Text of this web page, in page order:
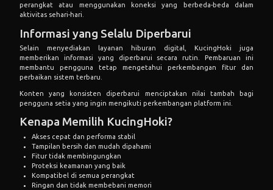
perangkat atau menggunakan koneksi yang berbeda-beda dalam
aktivitas sehari-hari.
Informasi yang Selalu Diperbarui
Selain menyediakan layanan hiburan digital, KucingHoki juga
memberikan informasi yang diperbarui secara rutin. Pembaruan ini
membantu pengguna tetap mengetahui perkembangan fitur dan
perbaikan sistem terbaru.
Konten yang konsisten diperbarui menciptakan nilai tambah bagi
pengguna setia yang ingin mengikuti perkembangan platform ini.
Kenapa Memilih KucingHoki?
Akses cepat dan performa stabil
Tampilan bersih dan mudah dipahami
Fitur tidak membingungkan
Proteksi keamanan yang baik
Kompatibel di semua perangkat
Ringan dan tidak membebani memori